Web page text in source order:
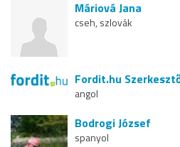
Máriová Jana
cseh, szlovák
Fordit.hu
angol
Bodrogi József
spanyol